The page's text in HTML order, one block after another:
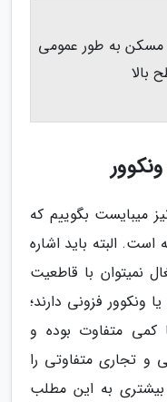
به طور عمومی
بالا
می­بایست بگوییم که
است. البته باید اشاره
نمی­توان با قاطعیت
ونکوور فزونی دارند؛
کمی متفاوت بوده و
و تجاری متفاوتی را
بیشتری به این مطلب